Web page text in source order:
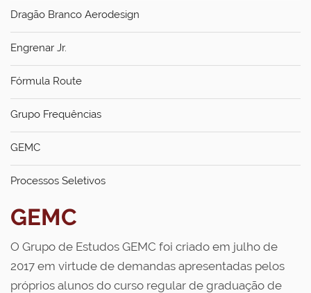
Dragão Branco Aerodesign
Engrenar Jr.
Fórmula Route
Grupo Frequências
GEMC
Processos Seletivos
GEMC
O Grupo de Estudos GEMC foi criado em julho de
2017 em virtude de demandas apresentadas pelos
próprios alunos do curso regular de graduação de